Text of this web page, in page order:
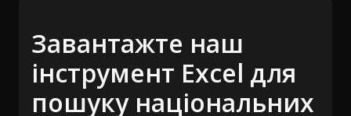
Завантажте наш
інструмент Excel для
пошуку національних